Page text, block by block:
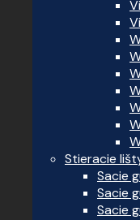
Stieracie
Sacie
Sacie
Sacie